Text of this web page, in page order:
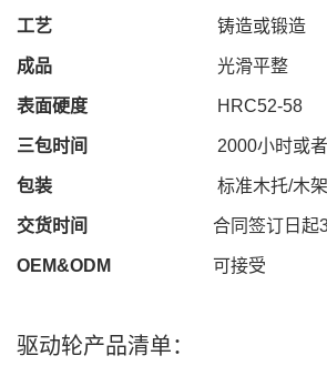
工艺 铸造或锻造
成品 光滑平整
表面硬度 HRC52-58
三包时间 2000小时或
包装 标准木托/木
交货时间 合同签订日起
OEM&ODM 可接受
驱动轮产品清单：